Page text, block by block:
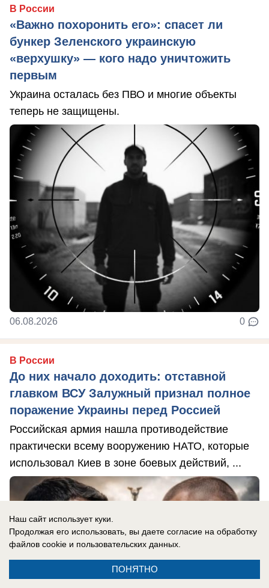
В России
«Важно похоронить его»: спасет ли
бункер Зеленского украинскую
«верхушку» — кого надо уничтожить
первым
Украина осталась без ПВО и многие объекты
теперь не защищены.
06.08.2026 0
В России
До них начало доходить: отставной
главком ВСУ Залужный признал полное
поражение Украины перед Россией
Российская армия нашла противодействие
практически всему вооружению НАТО, которые
использовал Киев в зоне боевых действий, ...
Наш сайт использует куки.
Продолжая его использовать, вы даете согласие на обработку
файлов cookie и пользовательских данных.
ПОНЯТНО